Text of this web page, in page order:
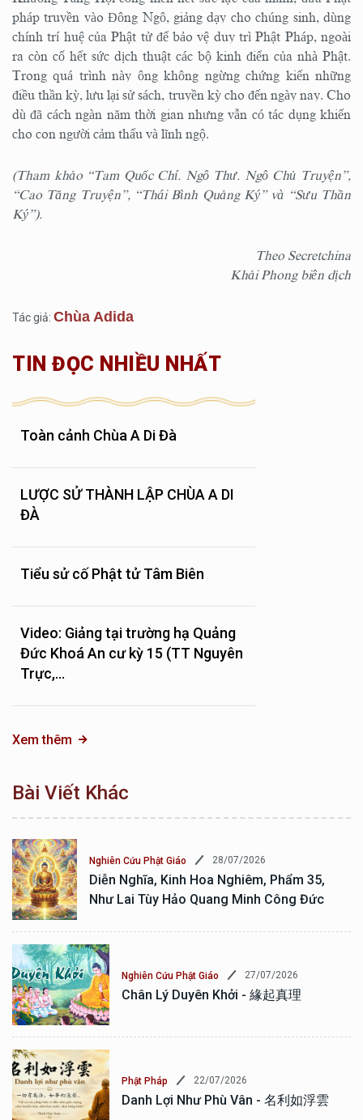
pháp truyền vào Đông Ngô, giảng dạy cho chúng sinh, dùng
chính trí huệ của Phật tử để bảo vệ duy trì Phật Pháp, ngoài
ra còn cố hết sức dịch thuật các bộ kinh điển của nhà Phật.
Trong quá trình này ông không ngừng chứng kiến những
điều thần kỳ, lưu lại sử sách, truyền kỳ cho đến ngày nay. Cho
dù đã cách ngàn năm thời gian nhưng vẫn có tác dụng khiến
cho con người cảm thấu và lĩnh ngộ.
(Tham khảo “Tam Quốc Chí. Ngô Thư. Ngô Chủ Truyện”,
“Cao Tăng Truyện”, “Thái Bình Quảng Ký” và “Sưu Thần
Ký”).
Theo Secretchina
Khải Phong biên dịch
Tác giả: Chùa Adida
TIN ĐỌC NHIỀU NHẤT
Toàn cảnh Chùa A Di Đà
LƯỢC SỬ THÀNH LẬP CHÙA A DI
ĐÀ
Tiểu sử cố Phật tử Tâm Biên
Video: Giảng tại trường hạ Quảng
Đức Khoá An cư kỳ 15 (TT Nguyên
Trực,...
Xem thêm
Bài Viết Khác
Nghiên Cứu Phật Giáo 28/07/2026
Diễn Nghĩa, Kinh Hoa Nghiêm, Phẩm 35,
Như Lai Tùy Hảo Quang Minh Công Đức
Nghiên Cứu Phật Giáo 27/07/2026
Chân Lý Duyên Khởi - 緣起真理
Phật Pháp 22/07/2026
Danh Lợi Như Phù Vân - 名利如浮雲